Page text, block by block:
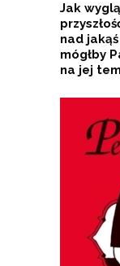
Jak
nad
mógłby
na jej